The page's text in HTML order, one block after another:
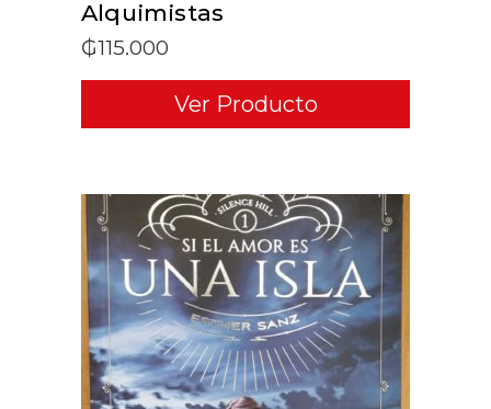
Alquimistas
₲115.000
Ver Producto
ADD TO CART